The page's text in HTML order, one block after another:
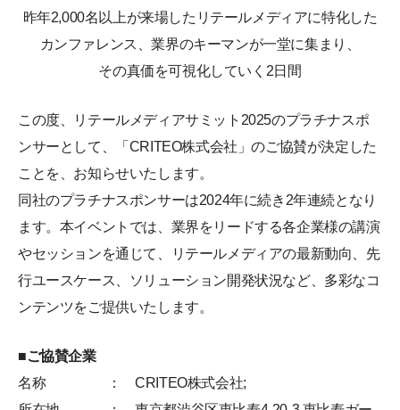
昨年2,000名以上が来場したリテールメディアに特化した
カンファレンス、業界のキーマンが一堂に集まり、
その真価を可視化していく2日間
この度、リテールメディアサミット2025のプラチナスポ
ンサーとして、「CRITEO株式会社」のご協賛が決定した
ことを、お知らせいたします。
同社のプラチナスポンサーは2024年に続き2年連続となり
ます。本イベントでは、業界をリードする各企業様の講演
やセッションを通じて、リテールメディアの最新動向、先
行ユースケース、ソリューション開発状況など、多彩なコ
ンテンツをご提供いたします。
■ご協賛企業
名称
： CRITEO株式会社;